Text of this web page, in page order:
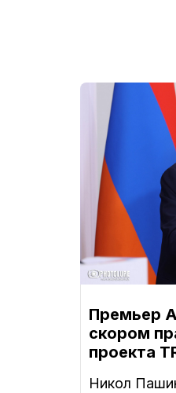
Премьер
скором
проекта
Никол